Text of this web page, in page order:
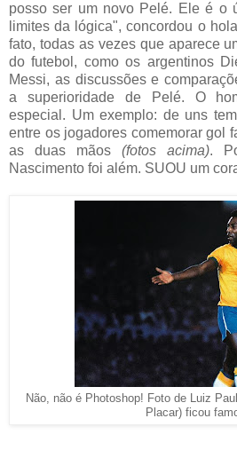
posso ser um novo Pelé. Ele é o
limites da lógica", concordou o
fato, todas as vezes que aparece
do futebol, como os argentinos
Messi, as discussões e
a superioridade de Pelé. O
especial. Um exemplo: de uns
entre os jogadores comemorar gol
as duas mãos (fotos acima).
Nascimento foi além. SUOU um
Não, não é Photoshop! Foto de Luiz
Placar) ficou